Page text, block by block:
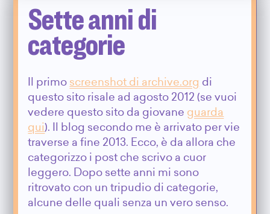
Sette anni di
categorie
Il primo screenshot di archive.org di
questo sito risale ad agosto 2012 (se vuoi
vedere questo sito da giovane guarda
qui). Il blog secondo me è arrivato per vie
traverse a fine 2013. Ecco, è da allora che
categorizzo i post che scrivo a cuor
leggero. Dopo sette anni mi sono
ritrovato con un tripudio di categorie,
alcune delle quali senza un vero senso.